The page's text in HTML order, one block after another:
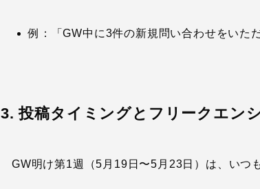
例：「GW中に3件の新規問い合わせをいた
3. 投稿タイミングとフリークエン
GW明け第1週（5月19日〜5月23日）は、いつ